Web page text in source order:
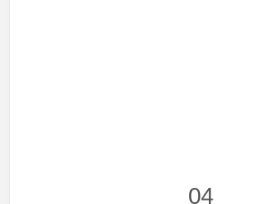
04